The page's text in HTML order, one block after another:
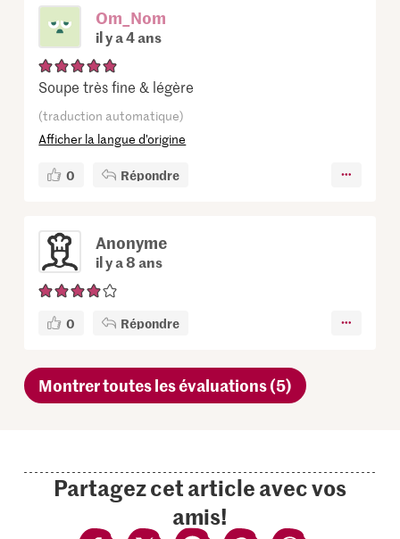
Om_Nom
il y a 4 ans
Soupe très fine & légère
(traduction automatique)
Afficher la langue d’origine
0 Répondre
Anonyme
il y a 8 ans
0 Répondre
Montrer toutes les évaluations (5)
Partagez cet article avec vos
amis!